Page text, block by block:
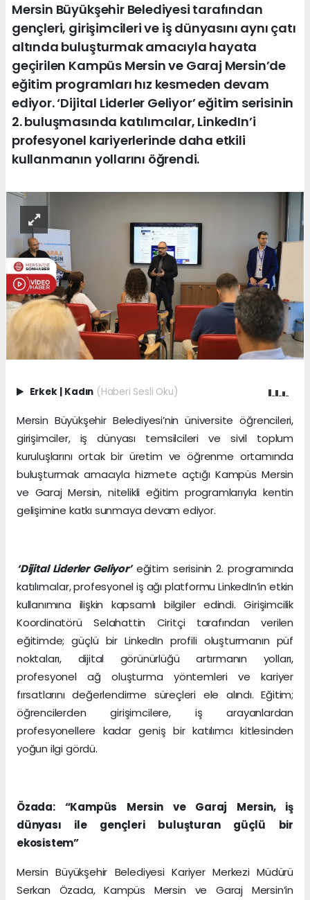
Mersin Büyükşehir Belediyesi tarafından
gençleri, girişimcileri ve iş dünyasını aynı çatı
altında buluşturmak amacıyla hayata
geçirilen Kampüs Mersin ve Garaj Mersin’de
eğitim programları hız kesmeden devam
ediyor. ‘Dijital Liderler Geliyor’ eğitim serisinin
2. buluşmasında katılımcılar, LinkedIn’i
profesyonel kariyerlerinde daha etkili
kullanmanın yollarını öğrendi.
Erkek | Kadın (Haberi Sesli Oku)
Mersin Büyükşehir Belediyesi’nin üniversite öğrencileri,
girişimciler, iş dünyası temsilcileri ve sivil toplum
kuruluşlarını ortak bir üretim ve öğrenme ortamında
buluşturmak amacıyla hizmete açtığı Kampüs Mersin
ve Garaj Mersin, nitelikli eğitim programlarıyla kentin
gelişimine katkı sunmaya devam ediyor.
‘Dijital Liderler Geliyor’eğitim serisinin 2. programında
katılımcılar, profesyonel iş ağı platformu LinkedIn’in etkin
kullanımına ilişkin kapsamlı bilgiler edindi. Girişimcilik
Koordinatörü Selahattin Ciritçi tarafından verilen
eğitimde; güçlü bir LinkedIn profili oluşturmanın püf
noktaları, dijital görünürlüğü artırmanın yolları,
profesyonel ağ oluşturma yöntemleri ve kariyer
fırsatlarını değerlendirme süreçleri ele alındı. Eğitim;
öğrencilerden girişimcilere, iş arayanlardan
profesyonellere kadar geniş bir katılımcı kitlesinden
yoğun ilgi gördü.
Özada: “Kampüs Mersin ve Garaj Mersin, iş
dünyası ile gençleri buluşturan güçlü bir
ekosistem”
Mersin Büyükşehir Belediyesi Kariyer Merkezi Müdürü
Serkan Özada, Kampüs Mersin ve Garaj Mersin’in